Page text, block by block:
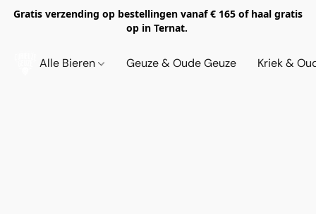
Gratis verzending op bestellingen vanaf € 165 of haal gratis
op in Ternat.
Alle Bieren Geuze & Oude Geuze Kriek &